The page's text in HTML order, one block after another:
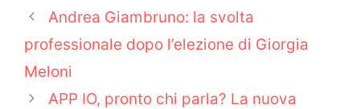
Andrea Giambruno: la svolta
professionale dopo l’elezione di Giorgia
Meloni
APP IO, pronto chi parla? La nuova